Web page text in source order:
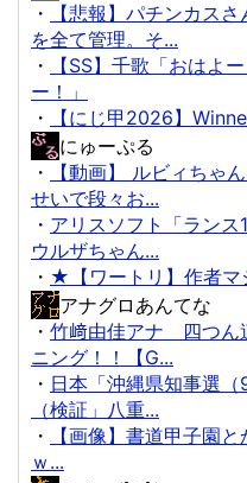
・
【悲報】パチンカス
を全て管理。そ...
・
【SS】千歌「おはよ
ー！」
・
【にじ甲2026】
にゅーぷる
・
【動画】 ルビィちゃ
せいで段々お...
・ アリスソフト「ランス
ウルザちゃん...
・ ★【ワートリ】作者マ
アナグロあんてな
・ 竹﨑由佳アナ 四つん
ニング！！【G...
・ 日本「沖縄県知事選
（検証」八重...
・
【画像】書道甲子園
ｗ...